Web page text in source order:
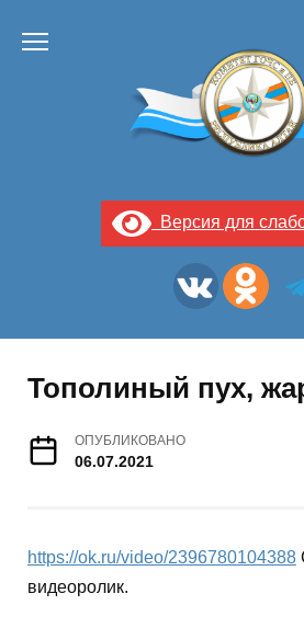
Версия для
Тополиный пух,
ОПУБЛИКОВАНО
06.07.2021
https://ok.ru/video/2396780104388
видеоролик.